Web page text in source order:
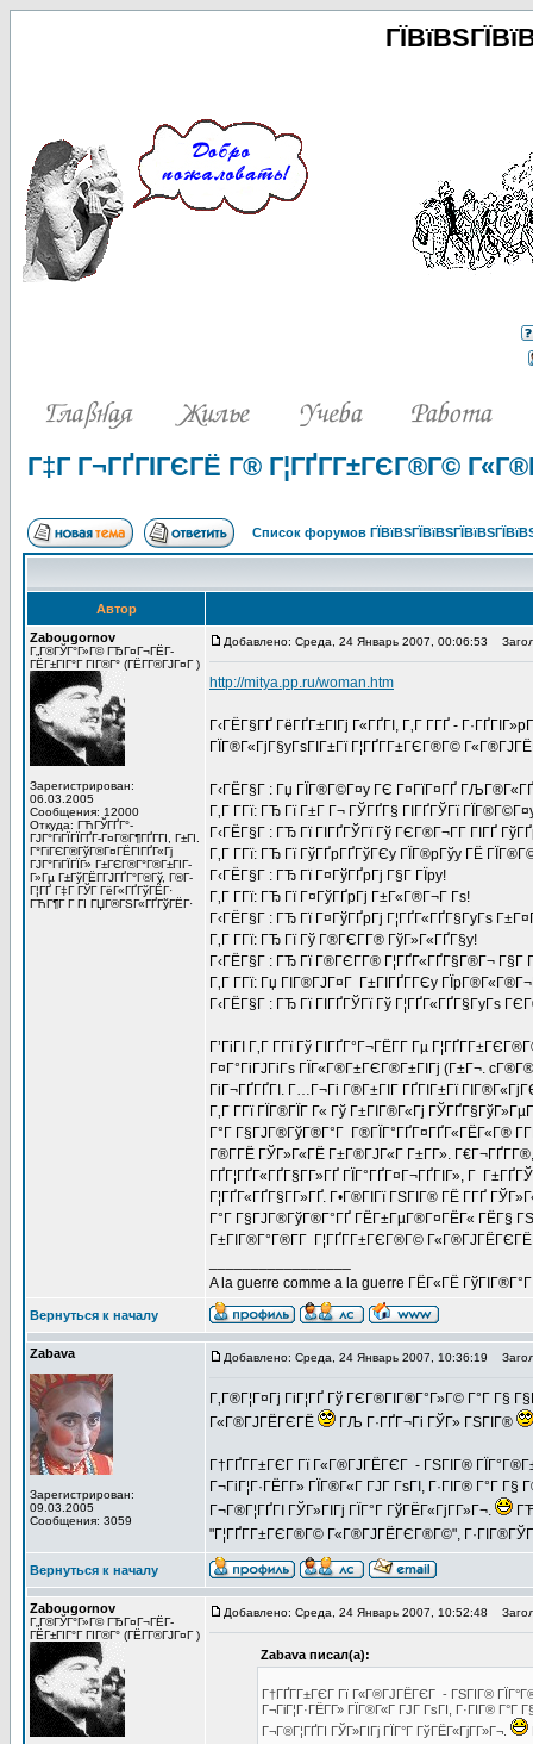
Г‡Г Г¬ГҐГІГЄГЁ Г® Г¦ГҐГ­Г±ГЄГ®Г©
Список форумов
Автор
Zabougornov
Г„Г®ГЎГ°Г»Г© ГЂГ¤Г¬ГЁГ­
ГЁГ±ГІГ°Г ГІГ®Г° (ГЁГ­Г®ГЈГ¤Г )
Зарегистрирован:
06.03.2005
Сообщения: 12000
Откуда: ГЋГЎГҐГ°-
ГЈГ°ГіГЇГЇГҐГ­-Г¤Г®Г¶ГҐГ­ГІ, Г±ГІ.
Г°ГіГЄГ®ГўГ®Г¤ГЁГІГҐГ«Гј
ГЈГ°ГіГЇГЇГ» Г±ГЄГ®Г°Г®Г±ГІГ­
Г»Гµ Г±ГўГЁГ­ГЈГҐГ°Г®Гў, Г®Г­
Г¦ГҐ Г‡Г ГЎГ ГёГ«ГҐГўГЁГ·
ГЋГ¶Г Г ГІ ГЏГ®ГЅГ«ГҐГўГЁГ·
Добавлено: Среда, 24 Январь 2007, 00:06:53
http://mitya.pp.ru/woman.htm
Г‹ГЁГ§ГҐ ГёГҐГ±ГІГј Г«ГҐГІ, Г‚Г Г­ГҐ -
ГЇГ®Г«ГјГ§yГѕГІГ±Гї Г¦ГҐГ­Г±ГЄГ®Г©
Г‹ГЁГ§Г : Гџ ГЇГ®Г©Г¤y ГЄ Г¤ГїГ¤ГҐ
Г‚Г Г­Гї: ГЂ Гї Г±Г Г¬ ГЎГҐГ§ ГІГҐГЎГї
Г‹ГЁГ§Г : ГЂ Гї ГІГҐГЎГї Гў ГЄГ®Г¬Г­Г ГІГҐ
Г‚Г Г­Гї: ГЂ Гї ГўГҐpГҐГўГЄy ГЇГ®pГўy ГЁ
Г‹ГЁГ§Г : ГЂ Гї Г¤ГўГҐpГј Г§Г ГЇpy!
Г‚Г Г­Гї: ГЂ Гї Г¤ГўГҐpГј Г±Г«Г®Г¬Г Гѕ!
Г‹ГЁГ§Г : ГЂ Гї Г¤ГўГҐpГј Г¦ГҐГ«ГҐГ§Г­yГѕ
Г‚Г Г­Гї: ГЂ Гї Гў Г®ГЄГ­Г® ГўГ»Г«ГҐГ§y!
Г‹ГЁГ§Г : ГЂ Гї Г®ГЄГ­Г® Г¦ГҐГ«ГҐГ§Г®Г¬ Г§Г
Г‚Г Г­Гї: Гџ ГІГ®ГЈГ¤Г Г±ГІГҐГ­ГЄy
Г‹ГЁГ§Г : ГЂ Гї ГІГҐГЎГї Гў Г¦ГҐГ«ГҐГ§Г­yГѕ
Г’ГіГІ Г‚Г Г­Гї Гў ГІГҐГ°Г¬ГЁГ­Г Гµ
Г¤Г°ГіГЈГіГѕ ГЇГ«Г®Г±ГЄГ®Г±ГІГј (Г±Г¬.
ГіГ¬ГҐГҐГІ. Г…Г¬Гі Г®Г±ГІГ ГҐГІГ±Гї
Г‚Г Г­Гї ГЇГ®ГЇГ Г« Гў Г±ГІГ®Г«Гј
Г°Г Г§ГЈГ®ГўГ®Г°Г Г®ГЇГ°ГҐГ¤ГҐГ«ГЁГ«Г®
Г®Г­ГЁ ГЎГ»Г«ГЁ Г±Г®ГЈГ«Г Г±Г­Г».
ГҐГ¦ГҐГ«ГҐГ§Г­Г»ГҐ ГЇГ°ГҐГ¤Г¬ГҐГІГ», Г
Г¦ГҐГ«ГҐГ§Г­Г»ГҐ. Г•Г®ГІГї ГЅГІГ® ГЁ Г­ГҐ
Г°Г Г§ГЈГ®ГўГ®Г°ГҐ ГЁГ±ГµГ®Г¤ГЁГ« ГЁГ§
Г±ГІГ®Г°Г®Г­Г Г¦ГҐГ­Г±ГЄГ®Г© Г«Г®ГЈГЁГЄГЁ
A la guerre comme a la guerre ГЁГ«ГЁ
Вернуться к началу
Zabava
Зарегистрирован:
09.03.2005
Сообщения: 3059
Добавлено: Среда, 24 Январь 2007, 10:36:19
Г‚Г®Г¦Г¤Гј ГіГ¦ГҐ Гў ГЄГ®ГІГ®Г°Г»Г© Г°Г
Г«Г®ГЈГЁГЄГЁ
ГЉ Г·ГҐГ¬Гі ГЎГ» ГЅГІГ®
Г†ГҐГ­Г±ГЄГ Гї Г«Г®ГЈГЁГЄГ - ГЅГІГ®
Г¬ГіГ¦Г·ГЁГ­Г» ГЇГ®Г«Г ГЈГ ГѕГІ, Г·ГІГ® Г°Г
Г¬Г®Г¦ГҐГІ ГЎГ»ГІГј ГЇГ°Г ГўГЁГ«ГјГ­Г»Г¬.
"Г¦ГҐГ­Г±ГЄГ®Г© Г«Г®ГЈГЁГЄГ®Г©",
Вернуться к началу
Zabougornov
Г„Г®ГЎГ°Г»Г© ГЂГ¤Г¬ГЁГ­
ГЁГ±ГІГ°Г ГІГ®Г° (ГЁГ­Г®ГЈГ¤Г )
Добавлено: Среда, 24 Январь 2007, 10:52:48
Zabava писал(а):
Г†ГҐГ­Г±ГЄГ Гї Г«Г®ГЈГЁГЄГ - ГЅГІГ®
Г¬ГіГ¦Г·ГЁГ­Г» ГЇГ®Г«Г ГЈГ ГѕГІ, Г·ГІГ®
Г¬Г®Г¦ГҐГІ ГЎГ»ГІГј ГЇГ°Г ГўГЁГ«ГјГ­Г»Г¬.